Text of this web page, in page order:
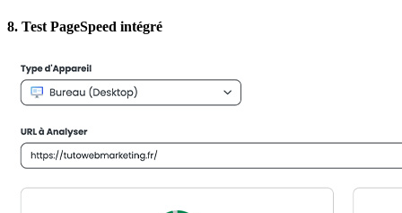
8. Test PageSpeed intégré